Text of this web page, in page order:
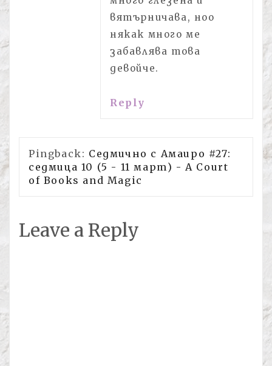
вятърничава, ноо
някак много ме
забавлява това
девойче.
Reply
Pingback: Седмично с Амаиро #27:
седмица 10 (5 - 11 март) - A Court
of Books and Magic
Leave a Reply